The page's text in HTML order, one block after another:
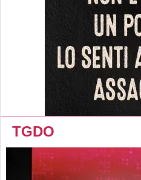
TGDO